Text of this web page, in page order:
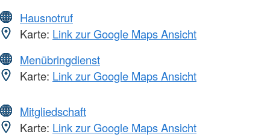
Hausnotruf
Karte: Link zur Google Maps Ansicht
Menübringdienst
Karte: Link zur Google Maps Ansicht
Mitgliedschaft
Karte: Link zur Google Maps Ansicht